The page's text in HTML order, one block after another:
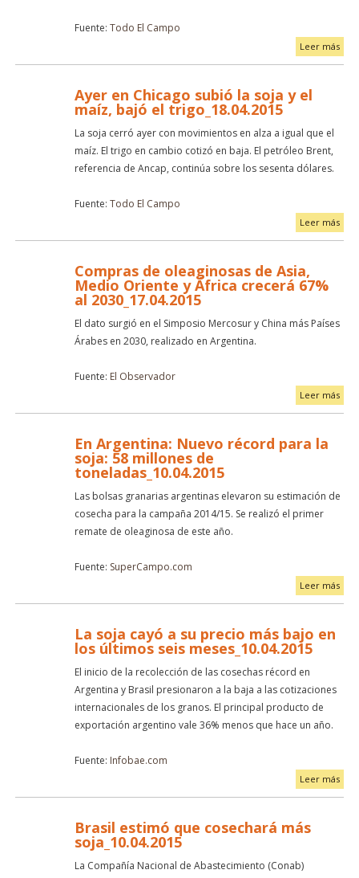
Fuente: Todo El Campo
Leer más
Ayer en Chicago subió la soja y el
maíz, bajó el trigo_18.04.2015
La soja cerró ayer con movimientos en alza a igual que el
maíz. El trigo en cambio cotizó en baja. El petróleo Brent,
referencia de Ancap, continúa sobre los sesenta dólares.
Fuente: Todo El Campo
Leer más
Compras de oleaginosas de Asia,
Medio Oriente y África crecerá 67%
al 2030_17.04.2015
El dato surgió en el Simposio Mercosur y China más Países
Árabes en 2030, realizado en Argentina.
Fuente: El Observador
Leer más
En Argentina: Nuevo récord para la
soja: 58 millones de
toneladas_10.04.2015
Las bolsas granarias argentinas elevaron su estimación de
cosecha para la campaña 2014/15. Se realizó el primer
remate de oleaginosa de este año.
Fuente: SuperCampo.com
Leer más
La soja cayó a su precio más bajo en
los últimos seis meses_10.04.2015
El inicio de la recolección de las cosechas récord en
Argentina y Brasil presionaron a la baja a las cotizaciones
internacionales de los granos. El principal producto de
exportación argentino vale 36% menos que hace un año.
Fuente: Infobae.com
Leer más
Brasil estimó que cosechará más
soja_10.04.2015
La Compañía Nacional de Abastecimiento (Conab)